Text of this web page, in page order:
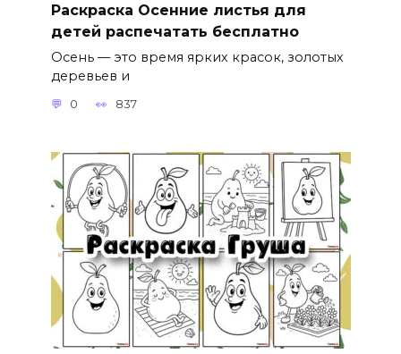
Раскраска Осенние листья для
детей распечатать бесплатно
Осень — это время ярких красок, золотых
деревьев и
0 837